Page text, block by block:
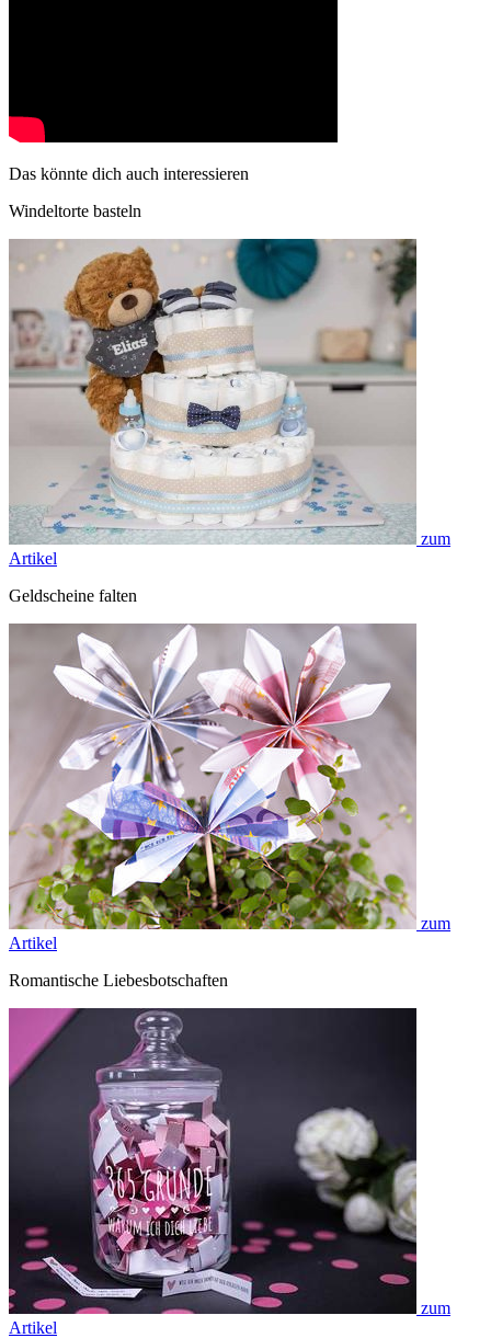
Das könnte dich auch interessieren
Windeltorte basteln
zum
Artikel
Geldscheine falten
zum
Artikel
Romantische Liebesbotschaften
zum
Artikel